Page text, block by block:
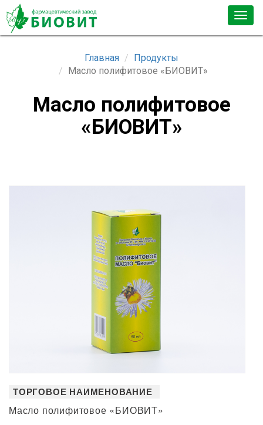
Главная
Продукты
Масло полифитовое «БИОВИТ»
Масло полифитовое
«БИОВИТ»
ТОРГОВОЕ НАИМЕНОВАНИЕ
Масло полифитовое «БИОВИТ»